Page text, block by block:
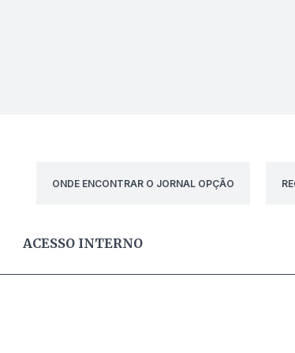
ONDE ENCONTRAR O JORNAL OPÇÃO
ACESSO INTERNO